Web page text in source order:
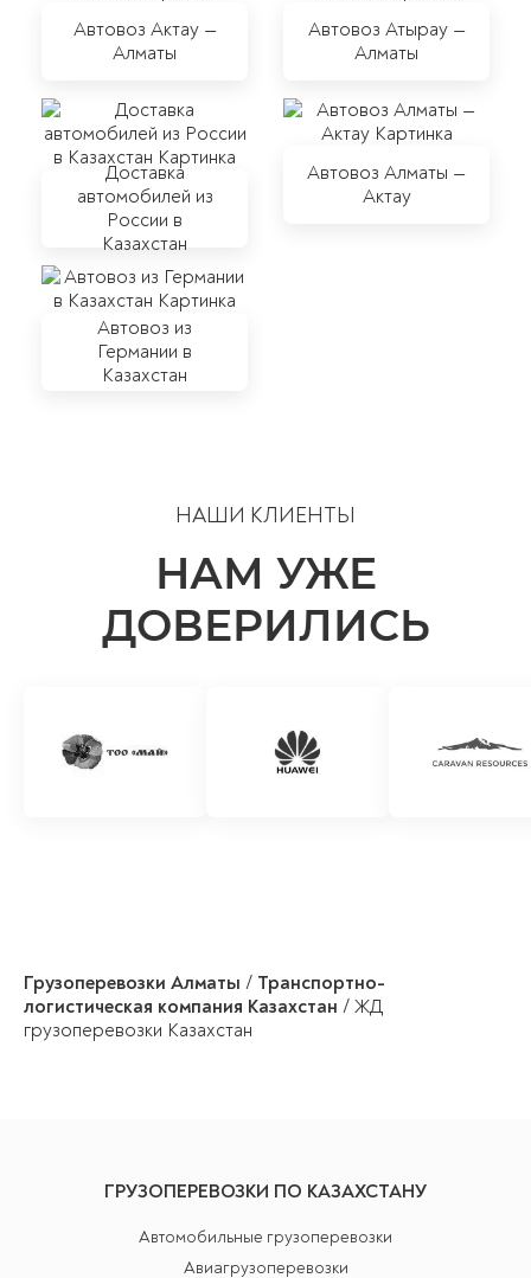
Автовоз Актау —
Алматы
Автовоз Атырау —
Алматы
Доставка
автомобилей из
России в
Казахстан
Автовоз Алматы —
Актау
Автовоз из
Германии в
Казахстан
НАШИ КЛИЕНТЫ
НАМ УЖЕ
ДОВЕРИЛИСЬ
Грузоперевозки Алматы / Транспортно-
логистическая компания Казахстан / ЖД
грузоперевозки Казахстан
ГРУЗОПЕРЕВОЗКИ ПО КАЗАХСТАНУ
Автомобильные грузоперевозки
Авиагрузоперевозки